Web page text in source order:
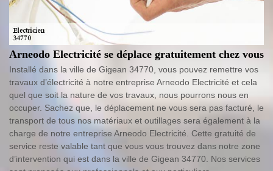
Arneodo Electricité se déplace gratuitement chez vous
Installé dans la ville de Gigean 34770, vous pouvez remettre vos
travaux d’électricité à notre entreprise Arneodo Electricité et cela
quel que soit la nature de vos travaux, nous pourrons nous en
occuper. Sachez que, le déplacement ne vous sera pas facturé, le
transport de tous nos matériaux et outillages sera également à la
charge de notre entreprise Arneodo Electricité. Cette gratuité de
service reste valable tant que vous vous trouvez dans notre zone
d’intervention qui est dans la ville de Gigean 34770. Nos services